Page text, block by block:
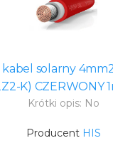
solarny
K) CZERWONY
Krótki opis: No
Producent HIS